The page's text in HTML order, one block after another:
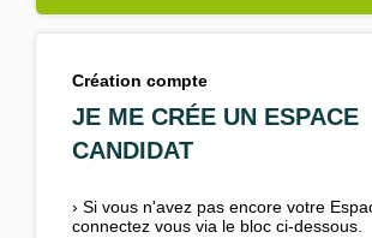
JE ME CRÉE UN ESPACE
CANDIDAT
› Si vous n'avez pas encore votre
connectez vous via le bloc ci-dessous.
Création compte